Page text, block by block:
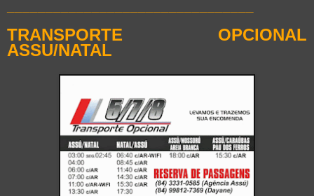
TRANSPORTE OPCIONAL
ASSU/NATAL